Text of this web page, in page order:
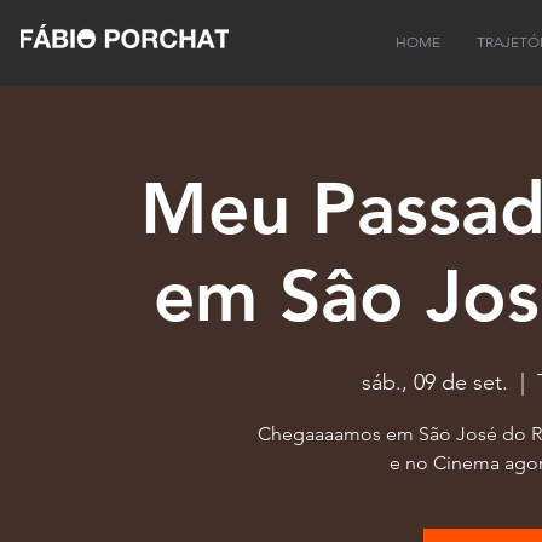
HOME
Meu
em Sâo
sáb., 09 de set.
Chegaaaamos em São José do
e no Cinema